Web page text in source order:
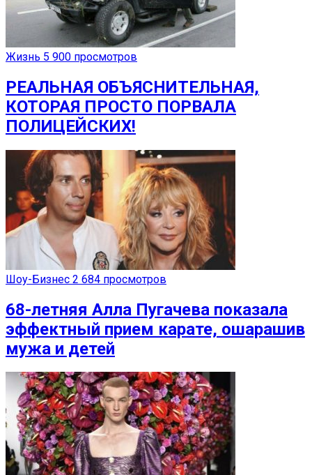
Жизнь 5 900 просмотров
РЕАЛЬНАЯ ОБЪЯСНИТЕЛЬНАЯ,
КОТОРАЯ ПРОСТО ПОРВАЛА
ПОЛИЦЕЙСКИХ!
Шоу-Бизнес 2 684 просмотров
68-летняя Алла Пугачева показала
эффектный прием карате, ошарашив
мужа и детей